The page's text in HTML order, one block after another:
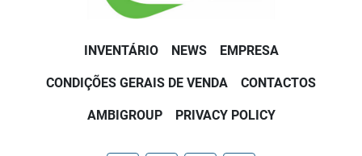
INVENTÁRIO NEWS EMPRESA
CONDIÇÕES GERAIS DE VENDA CONTACTOS
AMBIGROUP PRIVACY POLICY